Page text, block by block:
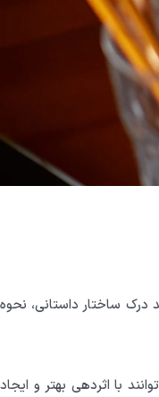
ساختار داستانی، نحوه
با اثردهی بهتر و ایجاد